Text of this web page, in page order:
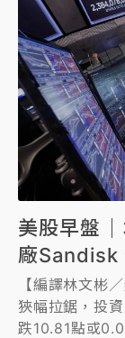
美股早盤
廠Sandisk
【編譯林文彬
狹幅拉鋸，投
跌10.81點或